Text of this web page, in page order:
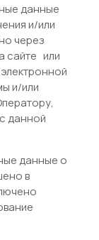
данные
и/или
через
сайте или
и/или
данной
данные о
в